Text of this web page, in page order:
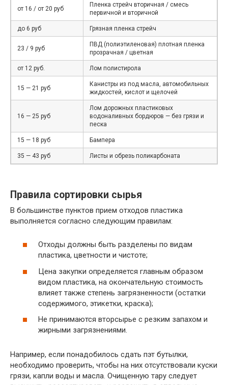
от 16 / от 20 руб
Пленка стрейч вторичная / смесь
первичной и вторичной
до 6 руб Грязная пленка стрейч
23 / 9 руб
ПВД (полиэтиленовая) плотная пленка
прозрачная / цветная
от 12 руб. Лом полистирола
15 — 21 руб
Канистры из под масла, автомобильных
жидкостей, кислот и щелочей
16 — 25 руб
Лом дорожных пластиковых
водоналивных бордюров — без грязи и
песка
15 — 18 руб Бампера
35 — 43 руб Листы и обрезь поликарбоната
Правила сортировки сырья
В большинстве пунктов прием отходов пластика
выполняется согласно следующим правилам:
Отходы должны быть разделены по видам
пластика, цветности и чистоте;
Цена закупки определяется главным образом
видом пластика, на окончательную стоимость
влияет также степень загрязненности (остатки
содержимого, этикетки, краска);
Не принимаются вторсырье с резким запахом и
жирными загрязнениями.
Например, если понадобилось сдать пэт бутылки,
необходимо проверить, чтобы на них отсутствовали куски
грязи, капли воды и масла. Очищенную тару следует